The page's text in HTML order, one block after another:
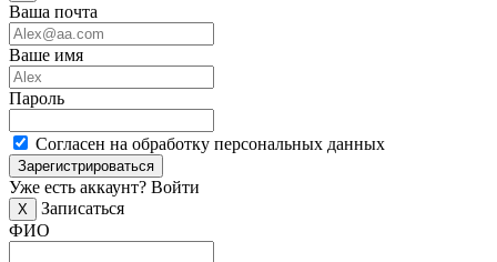
Ваша почта
Ваше имя
Пароль
Согласен на обработку персональных данных
Зарегистрироваться
Уже есть аккаунт? Войти
X
Записаться
ФИО